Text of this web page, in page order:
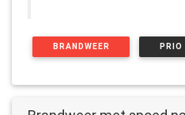
BRANDWEER PRIO